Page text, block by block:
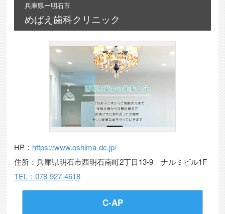
兵庫県ー明石市
めばえ歯科クリニック
HP： https://www.oshima-dc.jp/
住所：兵庫県明石市西明石南町2丁目13-9 ナルミビル1F
TEL：078-927-4618
C-AP